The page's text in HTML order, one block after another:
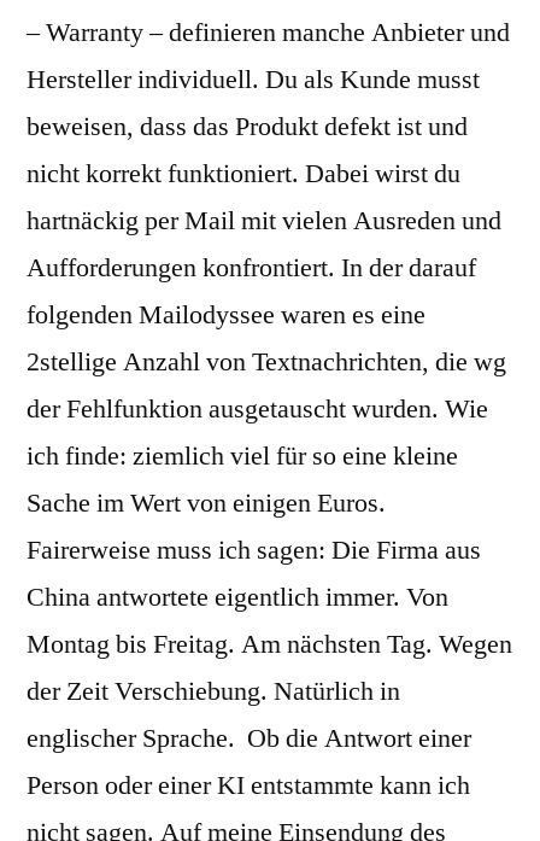
– Warranty – definieren manche Anbieter und
Hersteller individuell. Du als Kunde musst
beweisen, dass das Produkt defekt ist und
nicht korrekt funktioniert. Dabei wirst du
hartnäckig per Mail mit vielen Ausreden und
Aufforderungen konfrontiert. In der darauf
folgenden Mailodyssee waren es eine
2stellige Anzahl von Textnachrichten, die wg
der Fehlfunktion ausgetauscht wurden. Wie
ich finde: ziemlich viel für so eine kleine
Sache im Wert von einigen Euros.
Fairerweise muss ich sagen: Die Firma aus
China antwortete eigentlich immer. Von
Montag bis Freitag. Am nächsten Tag. Wegen
der Zeit Verschiebung. Natürlich in
englischer Sprache. Ob die Antwort einer
Person oder einer KI entstammte kann ich
nicht sagen. Auf meine Einsendung des